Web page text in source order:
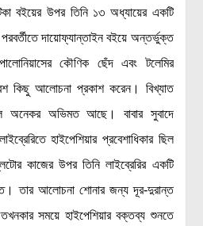
বইয়ের উপর তিনি ১৩ অধ্যায়ের একটি
দায়োফ্যান্তাইন বইয়ে অন্তর্ভুক্ত
কৌণিক ছেঁদ এবং টলেমির
কিছু আলোচনা প্রকাশ করেন। বিখ্যাত
অনেকর অভিমত আছে। বাবার সুবাদে
হাইপেশিয়ার প্রবেশাধিকার ছিল
কাজের উপর তিনি লাইব্রেরির একটি
তার আলোচনা শোনার জন্য দূর-দুরান্ত
সময়ে হাইপেশিয়ার বক্তব্য শুনতে